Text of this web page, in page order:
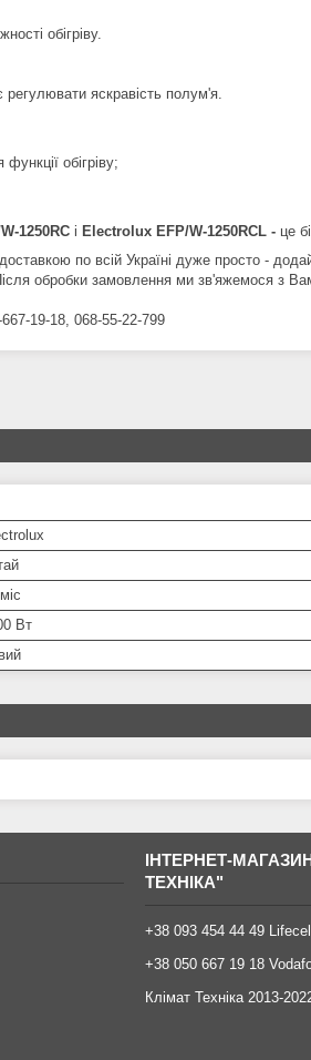
обігріву.
яскравість полум'я.
обігріву;
1250RC і Electrolux EFP/W-1250RCL - це
по всій Україні дуже просто -
обробки замовлення ми зв'яжемося з
19-18, 068-55-22-799
Вт
ІНТЕРНЕТ-
ТЕХНІКА"
+38 093 454 44 49
+38 050 667 19 18
Клімат Техніка 2013-